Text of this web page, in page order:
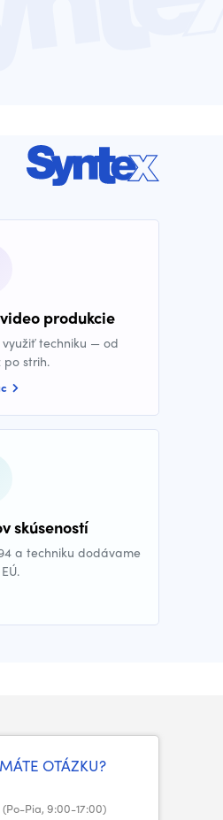
produkcie
techniku — od
strih.
skúseností
a techniku dodávame
OTÁZKU?
(Po-Pia, 9:00-17:00)